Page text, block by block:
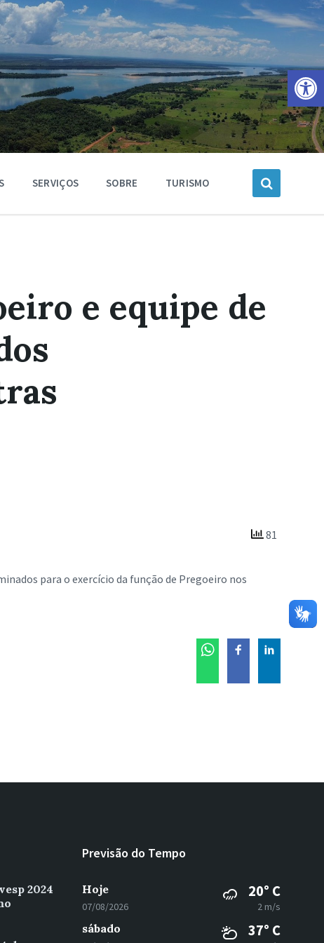
Barra de Ferramentas Aberta
SERVIÇOS SOBRE TURISMO
e equipe de
81
para o exercício da função de Pregoeiro nos
2024
Previsão do Tempo
Hoje
07/08/2026
20° C
2 m/s
sábado 37° C